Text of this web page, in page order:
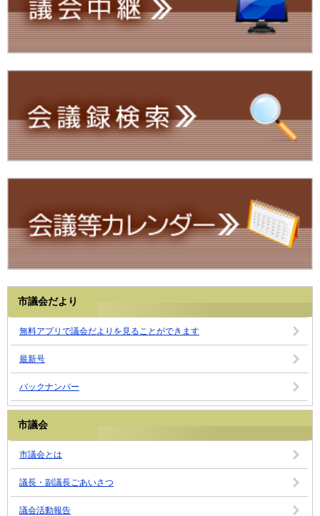
市議会だより
無料アプリで議会だよりを見ることができます
最新号
バックナンバー
市議会
市議会とは
議長・副議長ごあいさつ
議会活動報告